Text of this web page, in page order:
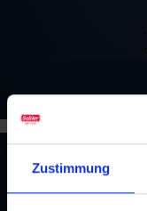
Zustimmung